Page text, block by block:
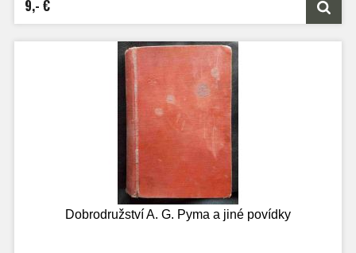
9,- €
Dobrodružství A. G. Pyma a jiné povídky